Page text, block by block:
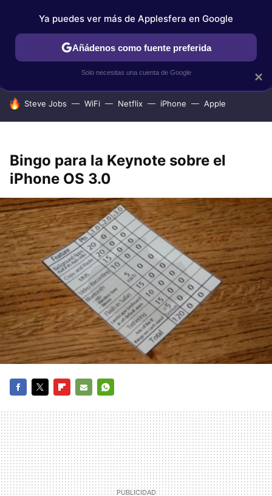
IPHONE TUTORIALES APPLESFERA SELECCIÓN
HOY SE HABLA DE
Steve Jobs WiFi Netflix iPhone Apple
Bingo para la Keynote sobre el
iPhone OS 3.0
MAIL
×
Ya puedes ver más de Applesfera en Google
Añádenos como fuente preferida
Solo necesitas una cuenta de Google